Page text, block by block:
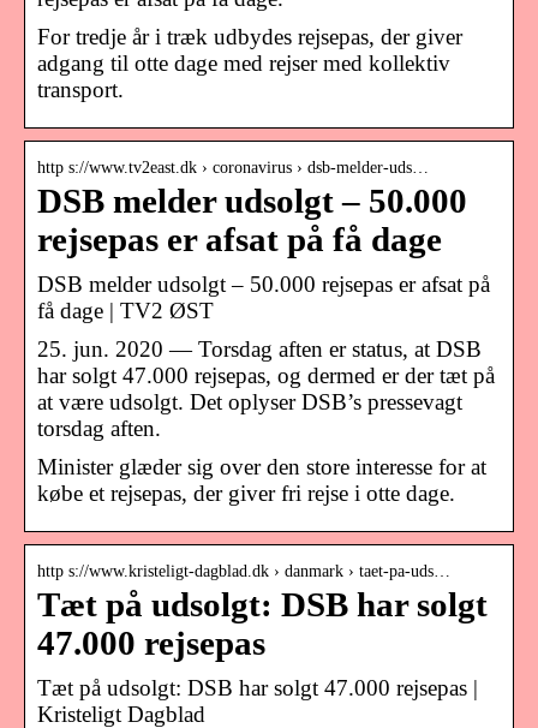
For tredje år i træk udbydes rejsepas, der giver
adgang til otte dage med rejser med kollektiv
transport.
http s://www.tv2east.dk › coronavirus › dsb-melder-uds…
DSB melder udsolgt – 50.000
rejsepas er afsat på få dage
DSB melder udsolgt – 50.000 rejsepas er afsat på
få dage | TV2 ØST
25. jun. 2020 — Torsdag aften er status, at DSB
har solgt 47.000 rejsepas, og dermed er der tæt på
at være udsolgt. Det oplyser DSB’s pressevagt
torsdag aften.
Minister glæder sig over den store interesse for at
købe et rejsepas, der giver fri rejse i otte dage.
http s://www.kristeligt-dagblad.dk › danmark › taet-pa-uds…
Tæt på udsolgt: DSB har solgt
47.000 rejsepas
Tæt på udsolgt: DSB har solgt 47.000 rejsepas |
Kristeligt Dagblad